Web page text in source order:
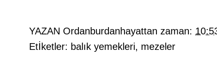
YAZAN Ordanburdanhayattan zaman:
Etİketler: balık yemekleri, mezeler